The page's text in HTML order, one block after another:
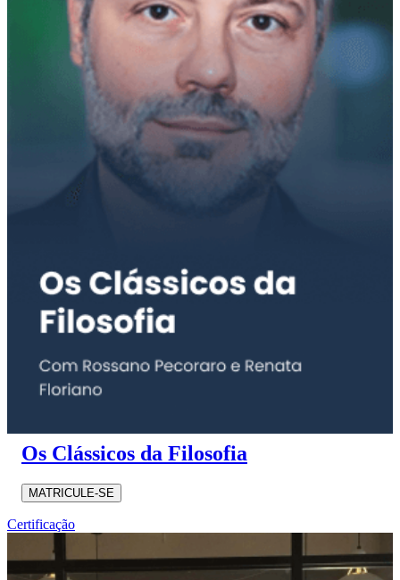
Os Clássicos da Filosofia
MATRICULE-SE
Certificação